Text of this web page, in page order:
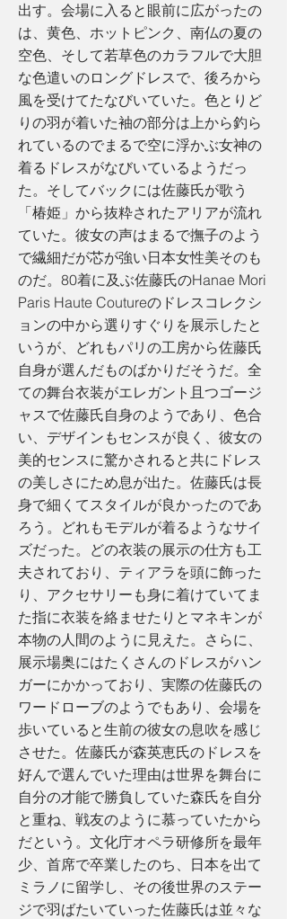
出す。会場に入ると眼前に広がったの
は、黄色、ホットピンク、南仏の夏の
空色、そして若草色のカラフルで大胆
な色遣いのロングドレスで、後ろから
風を受けてたなびいていた。色とりど
りの羽が着いた袖の部分は上から釣ら
れているのでまるで空に浮かぶ女神の
着るドレスがなびいているようだっ
た。そしてバックには佐藤氏が歌う
「椿姫」から抜粋されたアリアが流れ
ていた。彼女の声はまるで撫子のよう
で繊細だが芯が強い日本女性美そのも
のだ。80着に及ぶ佐藤氏のHanae Mori
Paris Haute Coutureのドレスコレクシ
ョンの中から選りすぐりを展示したと
いうが、どれもパリの工房から佐藤氏
自身が選んだものばかりだそうだ。全
ての舞台衣装がエレガント且つゴージ
ャスで佐藤氏自身のようであり、色合
い、デザインもセンスが良く、彼女の
美的センスに驚かされると共にドレス
の美しさにため息が出た。佐藤氏は長
身で細くてスタイルが良かったのであ
ろう。どれもモデルが着るようなサイ
ズだった。どの衣装の展示の仕方も工
夫されており、ティアラを頭に飾った
り、アクセサリーも身に着けていてま
た指に衣装を絡ませたりとマネキンが
本物の人間のように見えた。さらに、
展示場奥にはたくさんのドレスがハン
ガーにかかっており、実際の佐藤氏の
ワードローブのようでもあり、会場を
歩いていると生前の彼女の息吹を感じ
させた。佐藤氏が森英恵氏のドレスを
好んで選んでいた理由は世界を舞台に
自分の才能で勝負していた森氏を自分
と重ね、戦友のように慕っていたから
だという。文化庁オペラ研修所を最年
少、首席で卒業したのち、日本を出て
ミラノに留学し、その後世界のステー
ジで羽ばたいていった佐藤氏は並々な